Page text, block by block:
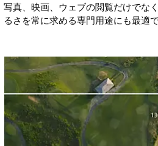
写真、映画、ウェブの閲覧だけでな
るさを常に求める専門用途にも最適で